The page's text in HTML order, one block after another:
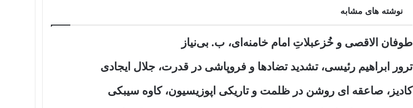
طریق
نوشته های مشابه
طوفان الاقصی و خُزعبلاتِ امام خامنه‌ای، ب. بی‌نیاز
ترور ابراهیم رئیسی، تشدید تضادها و فروپاشی در قدرت، جلال ایجادی
کادیز، صاعقه ای روشن در ظلمت و تاریکی اپوزیسیون، کاوه سیبکی